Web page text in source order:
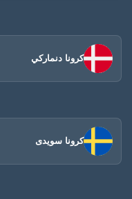
كرونا دنماركي
كرونا سويدى